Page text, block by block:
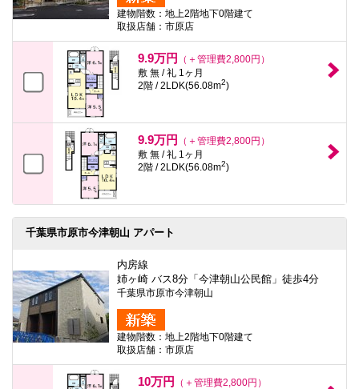
建物階数：地上2階地下0階建て
取扱店舗：市原店
9.9万円
（＋管理費2,800円）
敷 無 / 礼 1ヶ月
2階 / 2LDK(56.08m2)
9.9万円
（＋管理費2,800円）
敷 無 / 礼 1ヶ月
2階 / 2LDK(56.08m2)
千葉県市原市今津朝山 アパート
内房線
姉ヶ崎 バス8分「今津朝山公民館」徒歩4分
千葉県市原市今津朝山
建物階数：地上2階地下0階建て
取扱店舗：市原店
10万円
（＋管理費2,800円）